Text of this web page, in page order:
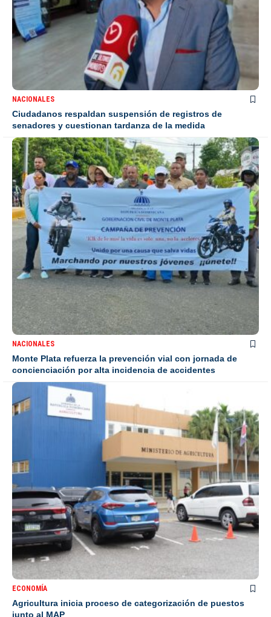
NACIONALES
Ciudadanos respaldan suspensión de registros de
senadores y cuestionan tardanza de la medida
NACIONALES
Monte Plata refuerza la prevención vial con jornada de
concienciación por alta incidencia de accidentes
ECONOMÍA
Agricultura inicia proceso de categorización de puestos
junto al MAP